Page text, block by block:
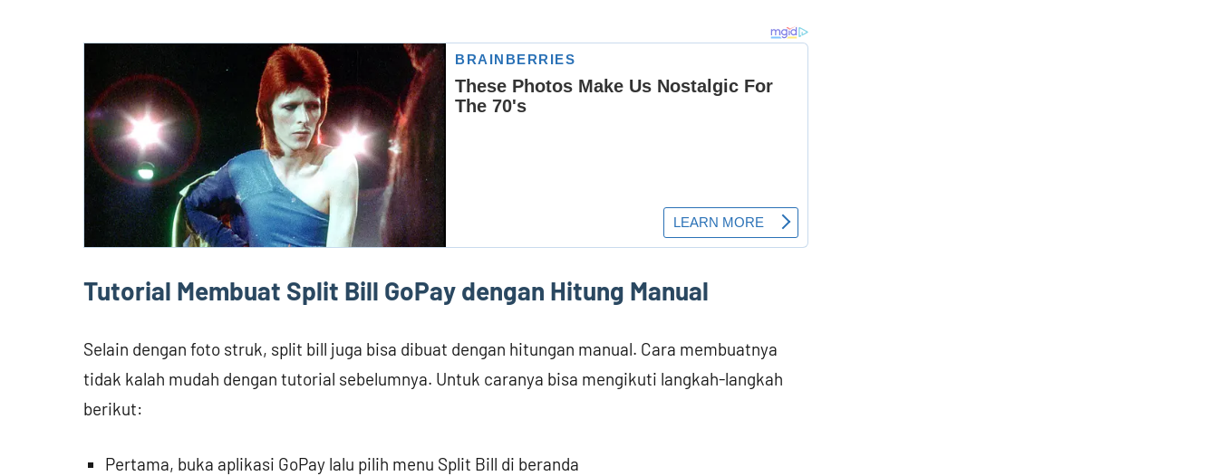
Tutorial Membuat Split Bill GoPay dengan Hitung Manual
Selain dengan foto struk, split bill juga bisa dibuat dengan hitungan manual. Cara membuatnya
tidak kalah mudah dengan tutorial sebelumnya. Untuk caranya bisa mengikuti langkah-langkah
berikut:
Pertama, buka aplikasi GoPay lalu pilih menu Split Bill di beranda